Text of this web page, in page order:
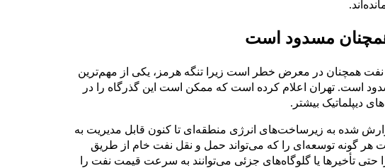
مسدود است
نفت همچنان در معرض خطر است زیرا تنگه هرمز، یکی از مهم‌ترین
است. تهران اعلام کرده است که ممکن است این گذرگاه را در
دیپلماتیک بیشتر.
شده به زیرساخت‌های انرژی منطقه‌ای تا کنون قابل مدیریت به
هر گونه توسعه‌ای را که می‌تواند حمل و نقل نفت خام از طریق
حتی تأخیرها یا گلوگاه‌های جزئی می‌توانند به سرعت قیمت نفت را